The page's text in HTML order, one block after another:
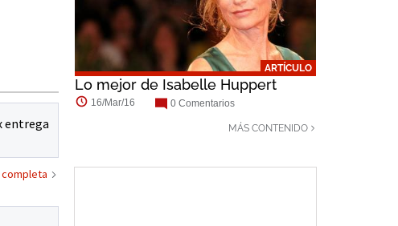
entrega
ARTÍCULO
Lo mejor de Isabelle Huppert
16/Mar/16 0 Comentarios
MÁS CONTENIDO